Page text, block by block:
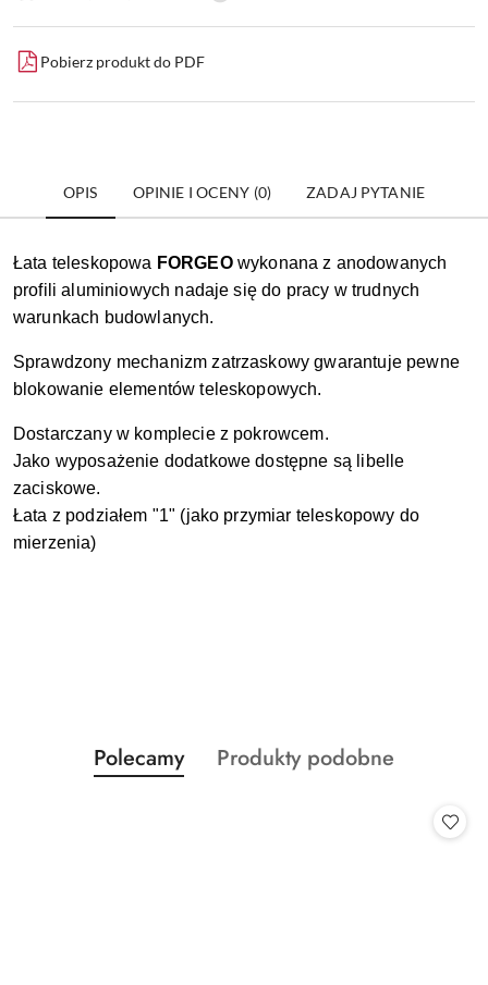
Pobierz produkt do PDF
OPIS OPINIE I OCENY (0) ZADAJ PYTANIE
Łata teleskopowa FORGEO wykonana z anodowanych
profili aluminiowych nadaje się do pracy w trudnych
warunkach budowlanych.
Sprawdzony mechanizm zatrzaskowy gwarantuje pewne
blokowanie elementów teleskopowych.
Dostarczany w komplecie z pokrowcem.
Jako wyposażenie dodatkowe dostępne są libelle
zaciskowe.
Łata z podziałem "1" (jako przymiar teleskopowy do
mierzenia)
Pomiń karuzelę produktów
Produkty
o
Polecamy
Produkty
Produkty podobne